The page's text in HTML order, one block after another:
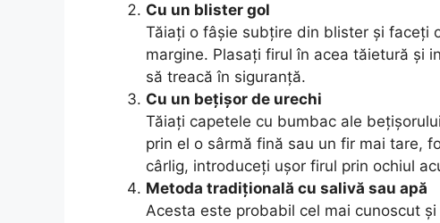
Cu un blister gol
Tăiați o fâșie subțire din blister și faceți
margine. Plasați firul în acea tăietură și
să treacă în siguranță.
Cu un bețișor de urechi
Tăiați capetele cu bumbac ale
prin el o sârmă fină sau un fir mai tare,
cârlig, introduceți ușor firul prin ochiul
Metoda tradițională cu salivă sau apă
Acesta este probabil cel mai cunoscut